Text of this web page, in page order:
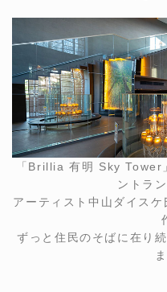
「Brillia 有明 Sky Tower
ントラ
アーティスト中山ダイス
ずっと住民のそばに在り